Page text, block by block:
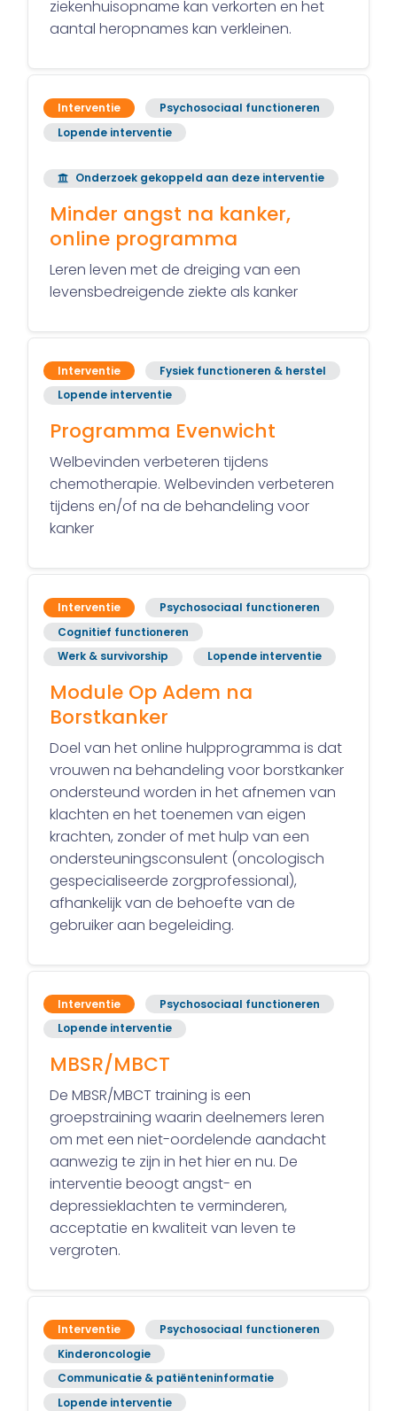
ziekenhuisopname kan verkorten en het
aantal heropnames kan verkleinen.
Interventie
Psychosociaal functioneren
Lopende interventie
Onderzoek gekoppeld aan deze interventie
Minder angst na kanker,
online programma
Leren leven met de dreiging van een
levensbedreigende ziekte als kanker
Interventie
Fysiek functioneren & herstel
Lopende interventie
Programma Evenwicht
Welbevinden verbeteren tijdens
chemotherapie. Welbevinden verbeteren
tijdens en/of na de behandeling voor
kanker
Interventie
Psychosociaal functioneren
Cognitief functioneren
Werk & survivorship
Lopende interventie
Module Op Adem na
Borstkanker
Doel van het online hulpprogramma is dat
vrouwen na behandeling voor borstkanker
ondersteund worden in het afnemen van
klachten en het toenemen van eigen
krachten, zonder of met hulp van een
ondersteuningsconsulent (oncologisch
gespecialiseerde zorgprofessional),
afhankelijk van de behoefte van de
gebruiker aan begeleiding.
Interventie
Psychosociaal functioneren
Lopende interventie
MBSR/MBCT
De MBSR/MBCT training is een
groepstraining waarin deelnemers leren
om met een niet-oordelende aandacht
aanwezig te zijn in het hier en nu. De
interventie beoogt angst- en
depressieklachten te verminderen,
acceptatie en kwaliteit van leven te
vergroten.
Interventie
Psychosociaal functioneren
Kinderoncologie
Communicatie & patiënteninformatie
Lopende interventie